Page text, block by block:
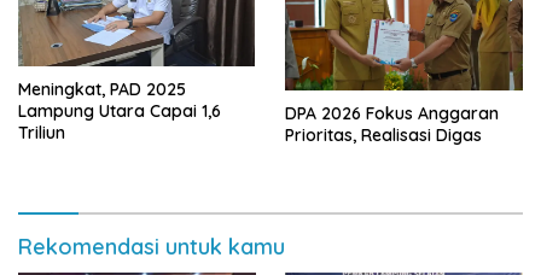
Meningkat, PAD 2025
Lampung Utara Capai 1,6
Triliun
DPA 2026 Fokus Anggaran
Prioritas, Realisasi Digas
Rekomendasi untuk kamu